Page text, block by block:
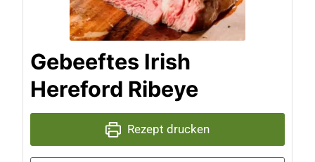
Gebeeftes Irish
Hereford Ribeye
Rezept drucken